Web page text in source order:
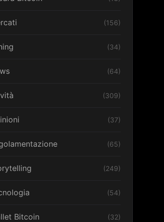
(156)
(34)
(64)
(309)
(37)
(65)
(249)
(54)
Bitcoin (32)